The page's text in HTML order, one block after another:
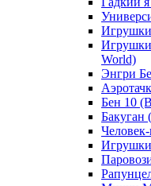
Игрушки
World)
Энгри
Бен 10
Бакуган